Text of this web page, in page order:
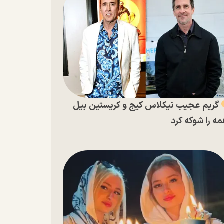
گریم عجیب نیکلاس کیج و کریستین بیل
را شوکه کرد